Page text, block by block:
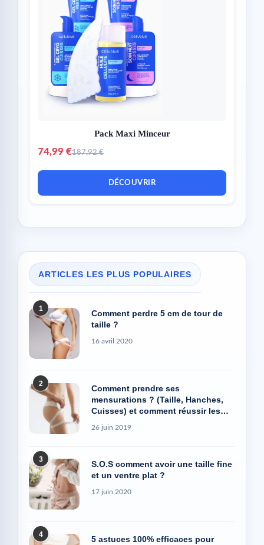
Pack Maxi Minceur
74,99 €187,92 €
DÉCOUVRIR
ARTICLES LES PLUS POPULAIRES
1
Comment perdre 5 cm de tour de
taille ?
16 avril 2020
2
Comment prendre ses
mensurations ? (Taille, Hanches,
Cuisses) et comment réussir les
photos Avant/Après
26 juin 2019
3
S.O.S comment avoir une taille fine
et un ventre plat ?
17 juin 2020
4
5 astuces 100% efficaces pour